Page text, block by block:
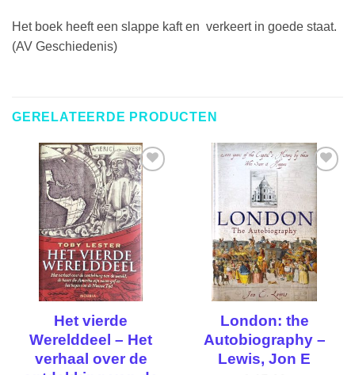
Het boek heeft een slappe kaft en verkeert in goede staat.
(AV Geschiedenis)
GERELATEERDE PRODUCTEN
TOEVOEGEN
AAN
VERLANGLIJST
Het vierde
Werelddeel – Het
verhaal over de
TOEVOEGEN
AAN
VERLANGLIJST
London: the
Autobiography –
Lewis, Jon E